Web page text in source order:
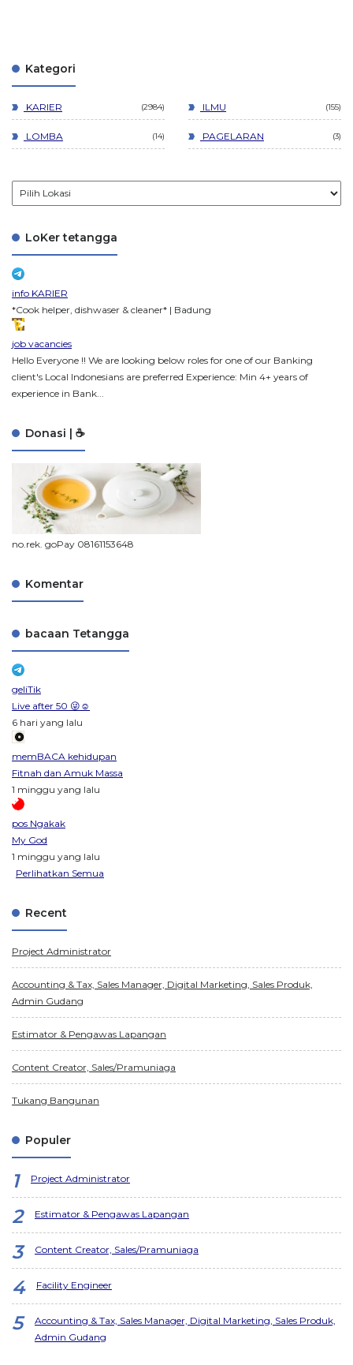
Kategori
KARIER 2984 ILMU 155
LOMBA 14 PAGELARAN 3
LoKer tetangga
info KARIER
*Cook helper, dishwaser & cleaner* | Badung
job vacancies
Hello Everyone !! We are looking below roles for one of our Banking
client's Local Indonesians are preferred Experience: Min 4+ years of
experience in Bank...
Donasi | ☕
no.rek. goPay 08161153648
Komentar
bacaan Tetangga
geliTik
Live after 50 😜☺️
6 hari yang lalu
memBACA kehidupan
Fitnah dan Amuk Massa
1 minggu yang lalu
pos Ngakak
My God
1 minggu yang lalu
Perlihatkan Semua
Recent
Project Administrator
Accounting & Tax, Sales Manager, Digital Marketing, Sales Produk,
Admin Gudang
Estimator & Pengawas Lapangan
Content Creator, Sales/Pramuniaga
Tukang Bangunan
Populer
Project Administrator
Estimator & Pengawas Lapangan
Content Creator, Sales/Pramuniaga
Facility Engineer
Accounting & Tax, Sales Manager, Digital Marketing, Sales Produk,
Admin Gudang